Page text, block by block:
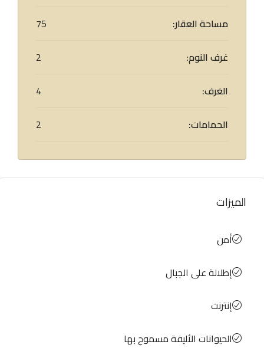
مساحة العقار:
75
غرف النوم:
2
الغرف:
4
الحمامات:
2
الميزات
أمن
إطلالة على الجبال
إنترنت
الحيوانات الأليفة مسموح بها